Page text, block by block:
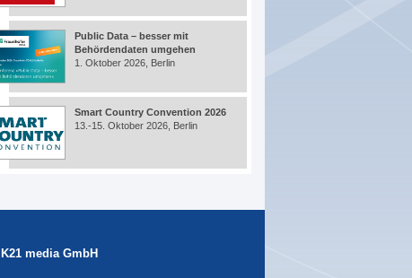
Public Data – besser mit
Behördendaten umgehen
1. Oktober 2026, Berlin
Smart Country Convention 2026
13.-15. Oktober 2026, Berlin
K21 media GmbH